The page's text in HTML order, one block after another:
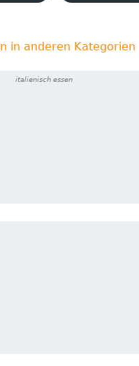
in anderen Kategorien
italienisch essen